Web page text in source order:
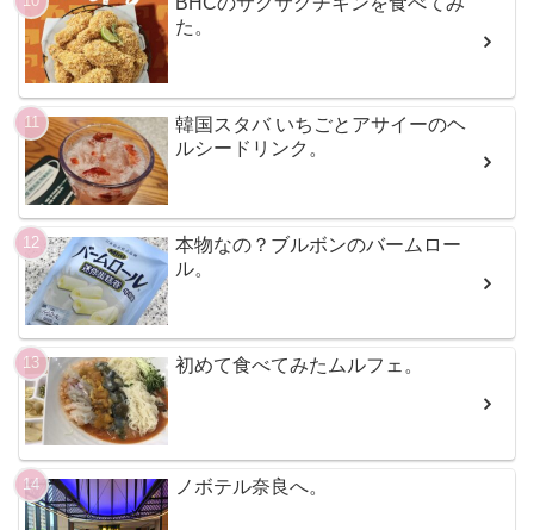
た。
韓国スタバ いちごとアサイーのヘ
ルシードリンク。
本物なの？ブルボンのバームロー
ル。
初めて食べてみたムルフェ。
ノボテル奈良へ。